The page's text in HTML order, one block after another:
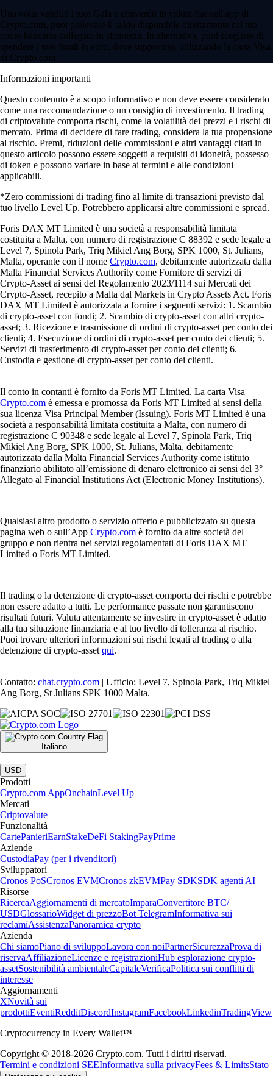
Una volta venduti i tuoi Gala e convertiti in valuta fiat nell'app di
Crypto.com, puoi prelevare il saldo disponibile direttamente sul tuo
conto bancario collegato in sicurezza. In alternativa, puoi scegliere di
spendere i tuoi fondi in euro, dove supportato, utilizzando la carta Visa
di Crypto.com.
Informazioni importanti
Questo contenuto è a scopo informativo e non deve essere considerato
come una raccomandazione o un consiglio di investimento. Il trading
di criptovalute comporta rischi, come la volatilità dei prezzi e i rischi di
mercato. Prima di decidere di fare trading, considera la tua propensione
al rischio. Premi, riduzioni delle commissioni e altri vantaggi citati in
questo articolo possono essere soggetti a requisiti di idoneità, possesso
di token e possono variare in base ai termini e alle condizioni
applicabili.
*Zero commissioni di trading fino al limite di transazioni previsto dal
tuo livello Level Up. Potrebbero applicarsi altre commissioni e spread.
Foris DAX MT Limited è una società a responsabilità limitata
costituita a Malta, con numero di registrazione C 88392 e sede legale a
Level 7, Spinola Park, Triq Mikiel Ang Borg, SPK 1000, St. Julians,
Malta, operante con il nome Crypto.com, debitamente autorizzata dalla
Malta Financial Services Authority come Fornitore di servizi di
Crypto-Asset ai sensi del Regolamento 2023/1114 sui Mercati dei
Crypto-Asset, recepito a Malta dal Markets in Crypto Assets Act. Foris
DAX MT Limited è autorizzata a fornire i seguenti servizi: 1. Scambio
di crypto-asset con fondi; 2. Scambio di crypto-asset con altri crypto-
asset; 3. Ricezione e trasmissione di ordini di crypto-asset per conto dei
clienti; 4. Esecuzione di ordini di crypto-asset per conto dei clienti; 5.
Servizi di trasferimento di crypto-asset per conto dei clienti; 6.
Custodia e gestione di crypto-asset per conto dei clienti.
Il conto in contanti è fornito da Foris MT Limited. La carta Visa
Crypto.com è emessa e promossa da Foris MT Limited ai sensi della
sua licenza Visa Principal Member (Issuing). Foris MT Limited è una
società a responsabilità limitata costituita a Malta, con numero di
registrazione C 90348 e sede legale al Level 7, Spinola Park, Triq
Mikiel Ang Borg, SPK 1000, St. Julians, Malta, debitamente
autorizzata dalla Malta Financial Services Authority come istituto
finanziario abilitato all’emissione di denaro elettronico ai sensi del 3°
Allegato al Financial Institutions Act (Electronic Money Institutions).
Qualsiasi altro prodotto o servizio offerto e pubblicizzato su questa
pagina web o sull’App Crypto.com è fornito da altre società del
gruppo e non rientra nei servizi regolamentati di Foris DAX MT
Limited o Foris MT Limited.
Il trading o la detenzione di crypto-asset comporta dei rischi e potrebbe
non essere adatto a tutti. Le performance passate non garantiscono
risultati futuri. Valuta attentamente se investire in crypto-asset è adatto
alla tua situazione finanziaria e al tuo livello di tolleranza al rischio.
Puoi trovare ulteriori informazioni sui rischi legati al trading o alla
detenzione di crypto-asset qui.
Contatto: chat.crypto.com | Ufficio: Level 7, Spinola Park, Triq Mikiel
Ang Borg, St Julians SPK 1000 Malta.
Italiano
|
USD
Prodotti
Crypto.com AppOnchainLevel Up
Mercati
Criptovalute
Funzionalità
CartePanieriEarnStakeDeFi StakingPayPrime
Aziende
CustodiaPay (per i rivenditori)
Sviluppatori
Cronos PoSCronos EVMCronos zkEVMPay SDKSDK agenti AI
Risorse
RicercaAggiornamenti di mercatoImparaConvertitore BTC/
USDGlossarioWidget di prezzoBot TelegramInformativa sui
reclamiAssistenzaPanoramica crypto
Azienda
Chi siamoPiano di sviluppoLavora con noiPartnerSicurezzaProva di
riservaAffiliazioneLicenze e registrazioniHub esplorazione crypto-
assetSostenibilità ambientaleCapitaleVerificaPolitica sui conflitti di
interesse
Aggiornamenti
XNovità sui
prodottiEventiRedditDiscordInstagramFacebookLinkedinTradingView
Cryptocurrency in Every Wallet™
Copyright © 2018-2026 Crypto.com. Tutti i diritti riservati.
Termini e condizioni SEEInformativa sulla privacyFees & LimitsStato